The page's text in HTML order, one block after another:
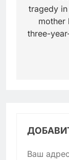
tragedy in
mother
three-
Ваш